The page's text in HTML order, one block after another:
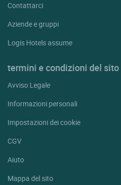
Contattarci
Aziende e gruppi
Logis Hotels assume
termini e condizioni del sito
Avviso Legale
Informazioni personali
Impostazioni dei cookie
CGV
Aiuto
Mappa del sito